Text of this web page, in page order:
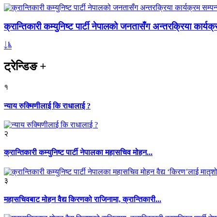
क्रान्तिकारी कम्युनिष्ट पार्टी नेपालको जनतासँग अन्तरक्रिया
ट्रेन्डिङ+
१
न्याय रुक्मिणीलाई कि राधालाई ?
२
क्रान्तिकारी कम्युनिष्ट पार्टी नेपालका महासचिव मोहन...
३
महासचिवबाट मोहन वैद्य किरणको राजिनामा, क्रान्तिकारी...